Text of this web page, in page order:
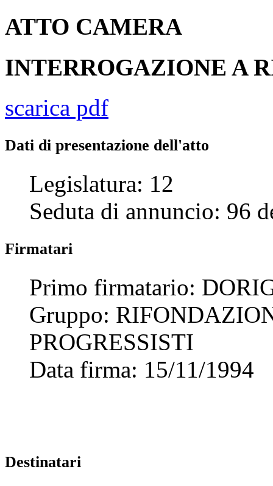
ATTO CAMERA
INTERROGAZIONE A
scarica pdf
Dati di presentazione dell'atto
Legislatura: 12
Seduta di annuncio: 96
Firmatari
Primo firmatario:
Gruppo:
PROGRESSISTI
Data firma: 15/11/1994
Destinatari